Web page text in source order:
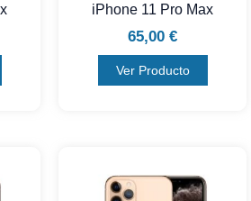
iPhone 11 Pro Max
65,00 €
Ver Producto